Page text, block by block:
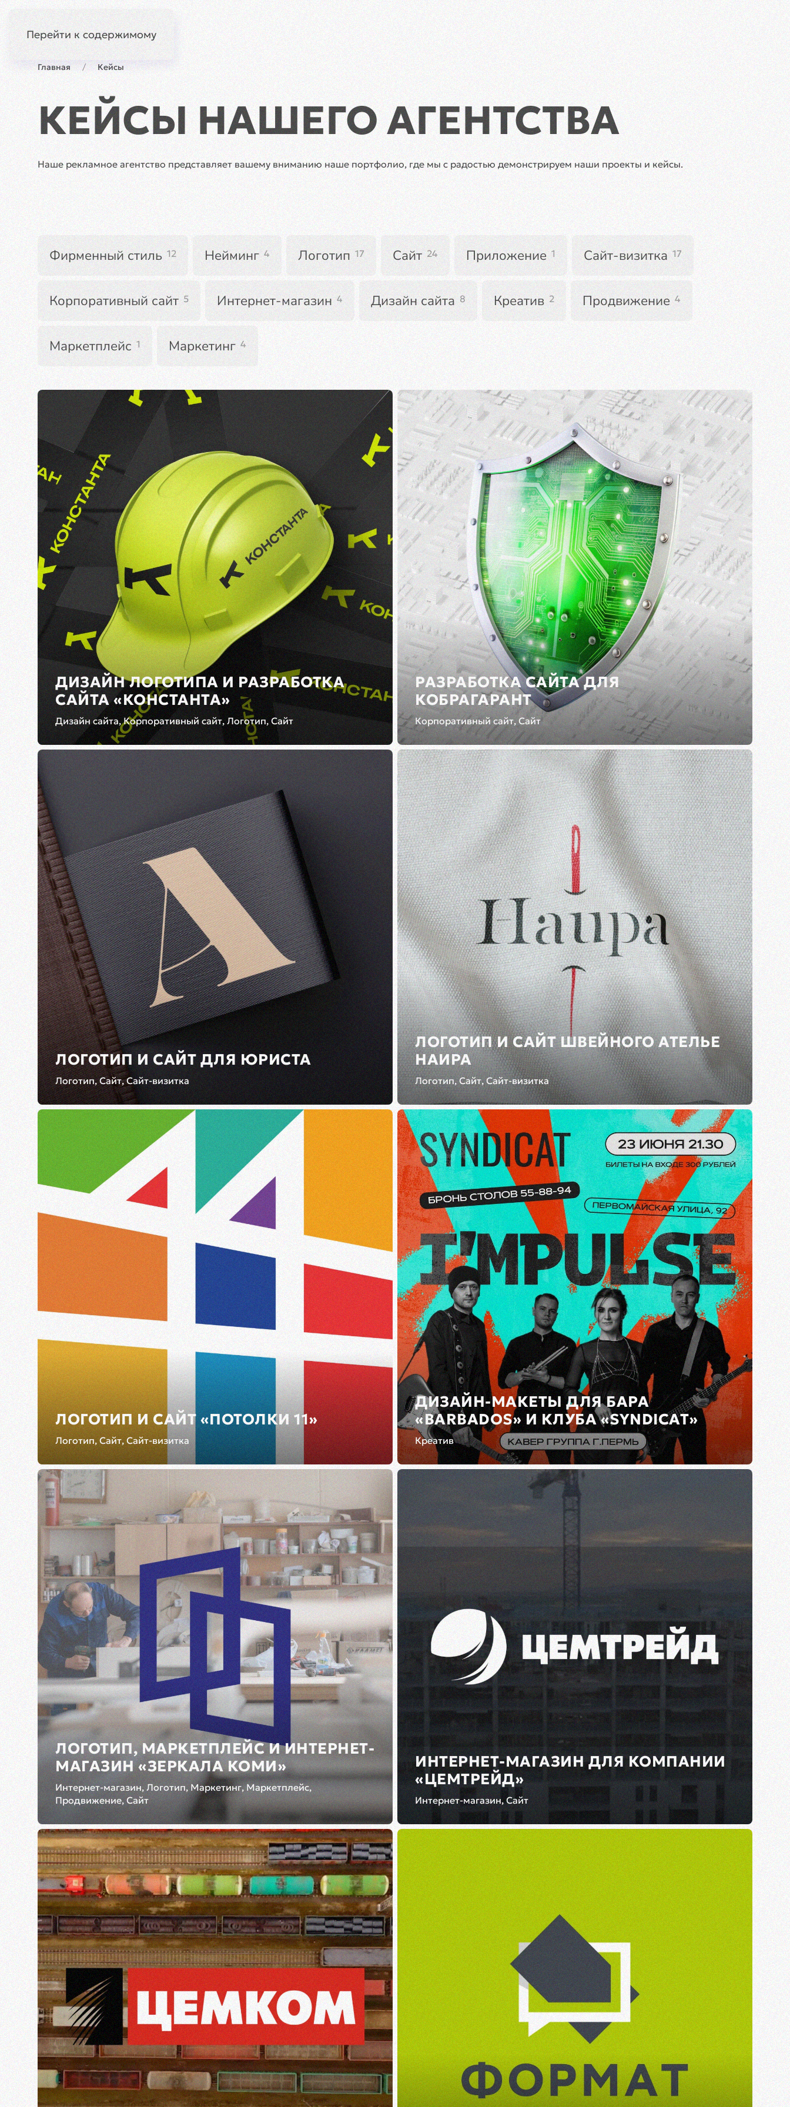
Перейти к содержимому
Главная Кейсы
КЕЙСЫ НАШЕГО АГЕНТСТВА
Наше рекламное агентство представляет вашему вниманию наше портфолио, где мы с радостью демонстрируем наши проекты и кейсы.
Фирменный стиль 12 Нейминг 4 Логотип 17 Сайт 24 Приложение 1 Сайт-визитка 17
Корпоративный сайт 5 Интернет-магазин 4 Дизайн сайта 8 Креатив 2 Продвижение 4
Маркетплейс 1 Маркетинг 4
ДИЗАЙН ЛОГОТИПА И РАЗРАБОТКА
САЙТА «КОНСТАНТА»
Дизайн сайта, Корпоративный сайт, Логотип, Сайт
РАЗРАБОТКА САЙТА ДЛЯ
КОБРАГАРАНТ
Корпоративный сайт, Сайт
ЛОГОТИП И САЙТ ДЛЯ ЮРИСТА
Логотип, Сайт, Сайт-визитка
ЛОГОТИП И САЙТ ШВЕЙНОГО АТЕЛЬЕ
НАИРА
Логотип, Сайт, Сайт-визитка
ЛОГОТИП И САЙТ «ПОТОЛКИ 11»
Логотип, Сайт, Сайт-визитка
ДИЗАЙН-МАКЕТЫ ДЛЯ БАРА
«BARBADOS» И КЛУБА «SYNDICAT»
Креатив
ЛОГОТИП, МАРКЕТПЛЕЙС И ИНТЕРНЕТ-
МАГАЗИН «ЗЕРКАЛА КОМИ»
Интернет-магазин, Логотип, Маркетинг, Маркетплейс,
Продвижение, Сайт
ИНТЕРНЕТ-МАГАЗИН ДЛЯ КОМПАНИИ
«ЦЕМТРЕЙД»
Интернет-магазин, Сайт